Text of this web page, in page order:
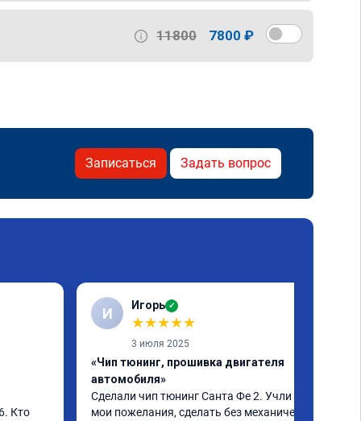
11800 7800 ₽
Записаться Задать вопрос
Кто
И Игорь ✓
★★★★★
3 июля 2025
«Чип тюнинг, прошивка двигателя
автомобиля»
Сделали чип тюнинг Санта Фе 2. Учли все
мои пожелания, сделать без механических